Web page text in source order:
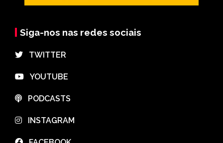
Siga-nos nas redes sociais
⠀TWITTER
⠀YOUTUBE
⠀PODCASTS
⠀INSTAGRAM